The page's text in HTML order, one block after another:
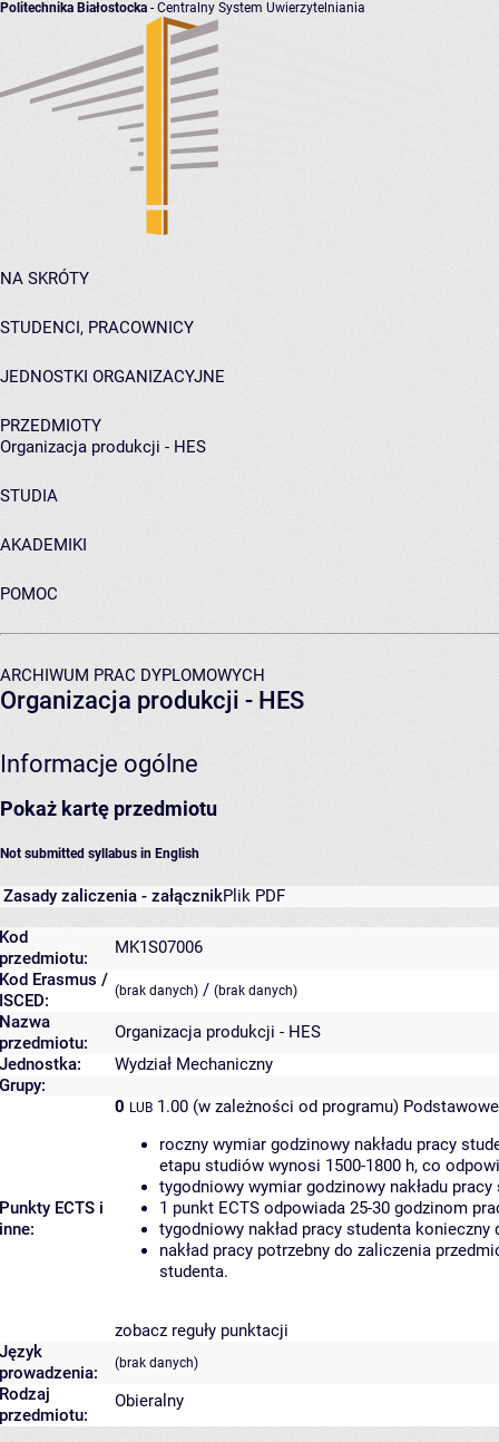
Politechnika Białostocka - Centralny System Uwierzytelniania
NA SKRÓTY
STUDENCI, PRACOWNICY
JEDNOSTKI ORGANIZACYJNE
PRZEDMIOTY
Organizacja produkcji - HES
STUDIA
AKADEMIKI
POMOC
ARCHIWUM PRAC DYPLOMOWYCH
Organizacja produkcji - HES
Informacje ogólne
Pokaż kartę przedmiotu
Not submitted syllabus in English
Zasady zaliczenia - załącznikPlik PDF
Kod
przedmiotu:
MK1S07006
Kod Erasmus /
ISCED:
(brak danych) / (brak danych)
Nazwa
przedmiotu:
Organizacja produkcji - HES
Jednostka:
Wydział Mechaniczny
Grupy:
Punkty ECTS i
inne:
0 LUB 1.00 (w zależności od programu)
roczny wymiar godzinowy nakładu pracy
etapu studiów wynosi 1500-1800 h, co
tygodniowy wymiar godzinowy nakładu
1 punkt ECTS odpowiada 25-30 godzinom
tygodniowy nakład pracy studenta
nakład pracy potrzebny do zaliczenia
studenta.
zobacz reguły punktacji
Język
prowadzenia:
(brak danych)
Rodzaj
przedmiotu:
Obieralny